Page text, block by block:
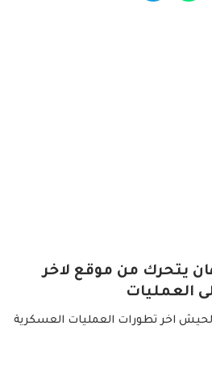
يتحرك من موقع لاخر
العمليات
اخر تطورات العمليات العسكرية